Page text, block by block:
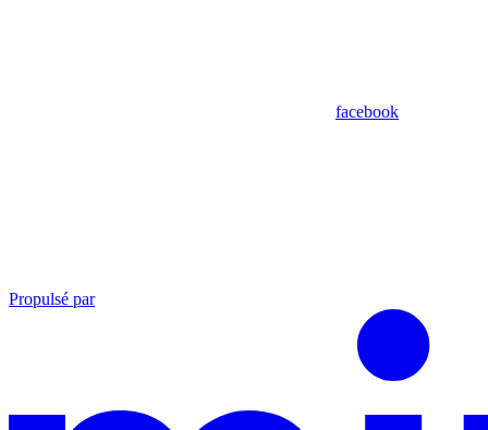
facebook
Propulsé par